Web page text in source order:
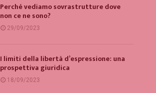
Perché vediamo sovrastrutture dove
non ce ne sono?
29/09/2023
I limiti della libertà d’espressione: una
prospettiva giuridica
18/09/2023